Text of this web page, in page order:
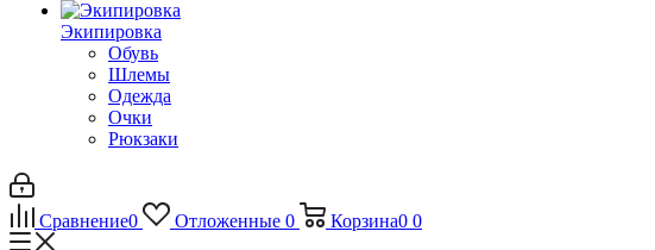
Экипировка
Обувь
Шлемы
Одежда
Очки
Рюкзаки
Сравнение0 Отложенные 0 Корзина0 0